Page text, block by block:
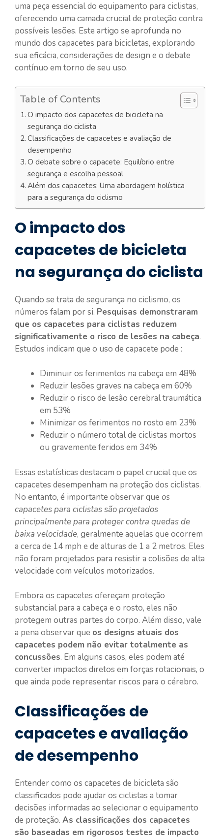
uma peça essencial do equipamento para ciclistas,
oferecendo uma camada crucial de proteção contra
possíveis lesões. Este artigo se aprofunda no
mundo dos capacetes para bicicletas, explorando
sua eficácia, considerações de design e o debate
contínuo em torno de seu uso.
Table of Contents
O impacto dos capacetes de bicicleta na
segurança do ciclista
Classificações de capacetes e avaliação de
desempenho
O debate sobre o capacete: Equilíbrio entre
segurança e escolha pessoal
Além dos capacetes: Uma abordagem holística
para a segurança do ciclismo
O impacto dos
capacetes de bicicleta
na segurança do ciclista
Quando se trata de segurança no ciclismo, os
números falam por si. Pesquisas demonstraram
que os capacetes para ciclistas reduzem
significativamente o risco de lesões na cabeça.
Estudos indicam que o uso de capacete pode :
Diminuir os ferimentos na cabeça em 48%
Reduzir lesões graves na cabeça em 60%
Reduzir o risco de lesão cerebral traumática
em 53%
Minimizar os ferimentos no rosto em 23%
Reduzir o número total de ciclistas mortos
ou gravemente feridos em 34%
Essas estatísticas destacam o papel crucial que os
capacetes desempenham na proteção dos ciclistas.
No entanto, é importante observar que os
capacetes para ciclistas são projetados
principalmente para proteger contra quedas de
baixa velocidade, geralmente aquelas que ocorrem
a cerca de 14 mph e de alturas de 1 a 2 metros. Eles
não foram projetados para resistir a colisões de alta
velocidade com veículos motorizados.
Embora os capacetes ofereçam proteção
substancial para a cabeça e o rosto, eles não
protegem outras partes do corpo. Além disso, vale
a pena observar que os designs atuais dos
capacetes podem não evitar totalmente as
concussões. Em alguns casos, eles podem até
converter impactos diretos em forças rotacionais, o
que ainda pode representar riscos para o cérebro.
Classificações de
capacetes e avaliação
de desempenho
Entender como os capacetes de bicicleta são
classificados pode ajudar os ciclistas a tomar
decisões informadas ao selecionar o equipamento
de proteção. As classificações dos capacetes
são baseadas em rigorosos testes de impacto